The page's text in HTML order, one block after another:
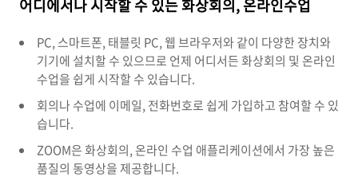
어디에서나 시작할 수 있는 화상회의, 온라인수업
PC, 스마트폰, 태블릿 PC, 웹 브라우저와 같이 다양한 장치와
기기에 설치할 수 있으므로 언제 어디서든 화상회의 및 온라인
수업을 쉽게 시작할 수 있습니다.
회의나 수업에 이메일, 전화번호로 쉽게 가입하고 참여할 수 있
습니다.
ZOOM은 화상회의, 온라인 수업 애플리케이션에서 가장 높은
품질의 동영상을 제공합니다.